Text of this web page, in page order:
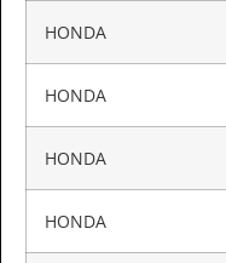
HONDA
HONDA
HONDA
HONDA